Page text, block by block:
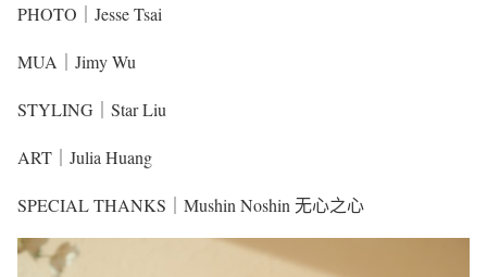
PHOTO｜Jesse Tsai
MUA｜Jimy Wu
STYLING｜Star Liu
ART｜Julia Huang
SPECIAL THANKS｜Mushin Noshin 无心之心